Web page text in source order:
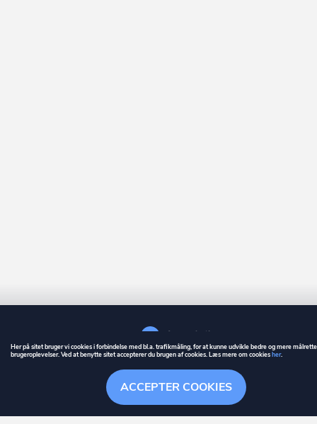
Søgehistorik Menu
GUIDE BETINGELSER
er et registreret varemærke tilhørende ownr ApS – CVR nr.: 36 40 88
Stationsparken 26. 2., 2600 Glostrup, info@ownr.dk
ACCEPTER COOKIES
Her på sitet bruger vi cookies i forbindelse med bl.a. trafikmåling, for at kunne udvikle bedre og mere
brugeroplevelser. Ved at benytte sitet accepterer du brugen af cookies. Læs mere om cookiesher.